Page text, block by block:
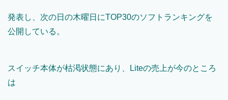
発表し、次の日の木曜日にTOP30のソフトランキングを
公開している。
スイッチ本体が枯渇状態にあり、Liteの売上が今のところ
は